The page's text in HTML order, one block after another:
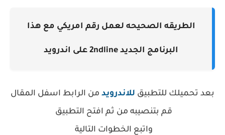
الطريقه الصحيحه لعمل رقم امريكي مع هذا
البرنامج الجديد 2ndline على اندرويد
بعد تحميلك للتطبيق للاندرويد من الرابط اسفل المقال
قم بتنصيبه من ثم افتح التطبيق
واتبع الخطوات التالية